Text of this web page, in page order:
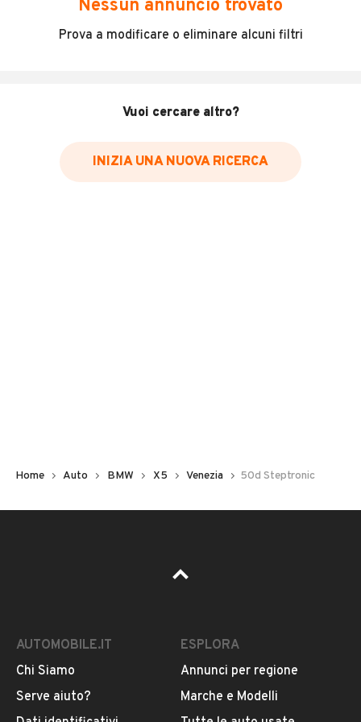
Incidenti in cui è stato coinvolto il veicolo
Data e luogo delle revisioni effettuate
Inserisci il numero di targa per verificare la disponibilità
Pubblicità
Nessun annuncio trovato
Prova a modificare o eliminare alcuni filtri
Vuoi cercare altro?
INIZIA UNA NUOVA RICERCA
Home Auto BMW X5 Venezia 50d Steptronic
AUTOMOBILE.IT
Chi Siamo
Serve aiuto?
ESPLORA
Annunci per regione
Marche e Modelli